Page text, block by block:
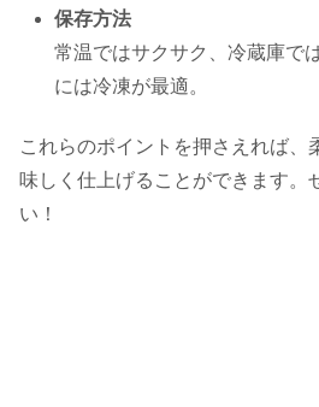
保存方法
常温ではサクサク、冷蔵庫で
には冷凍が最適。
これらのポイントを押さえれば、
味しく仕上げることができます。
い！